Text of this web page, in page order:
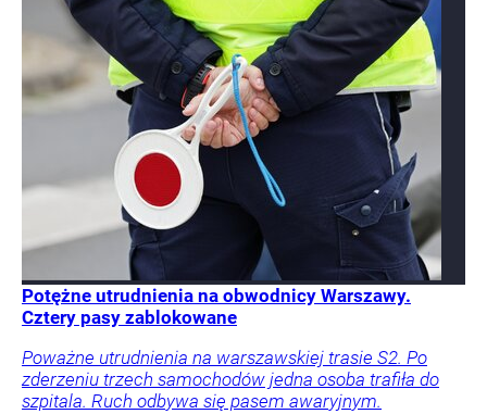
Potężne utrudnienia na obwodnicy Warszawy.
Cztery pasy zablokowane
Poważne utrudnienia na warszawskiej trasie S2. Po
zderzeniu trzech samochodów jedna osoba trafiła do
szpitala. Ruch odbywa się pasem awaryjnym.